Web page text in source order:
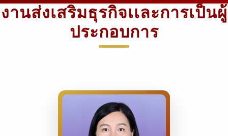
งานส่งเสริมธุรกิจเเละการเป็นผู้
ประกอบการ